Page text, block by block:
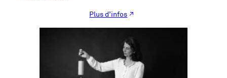
Plus d’infos